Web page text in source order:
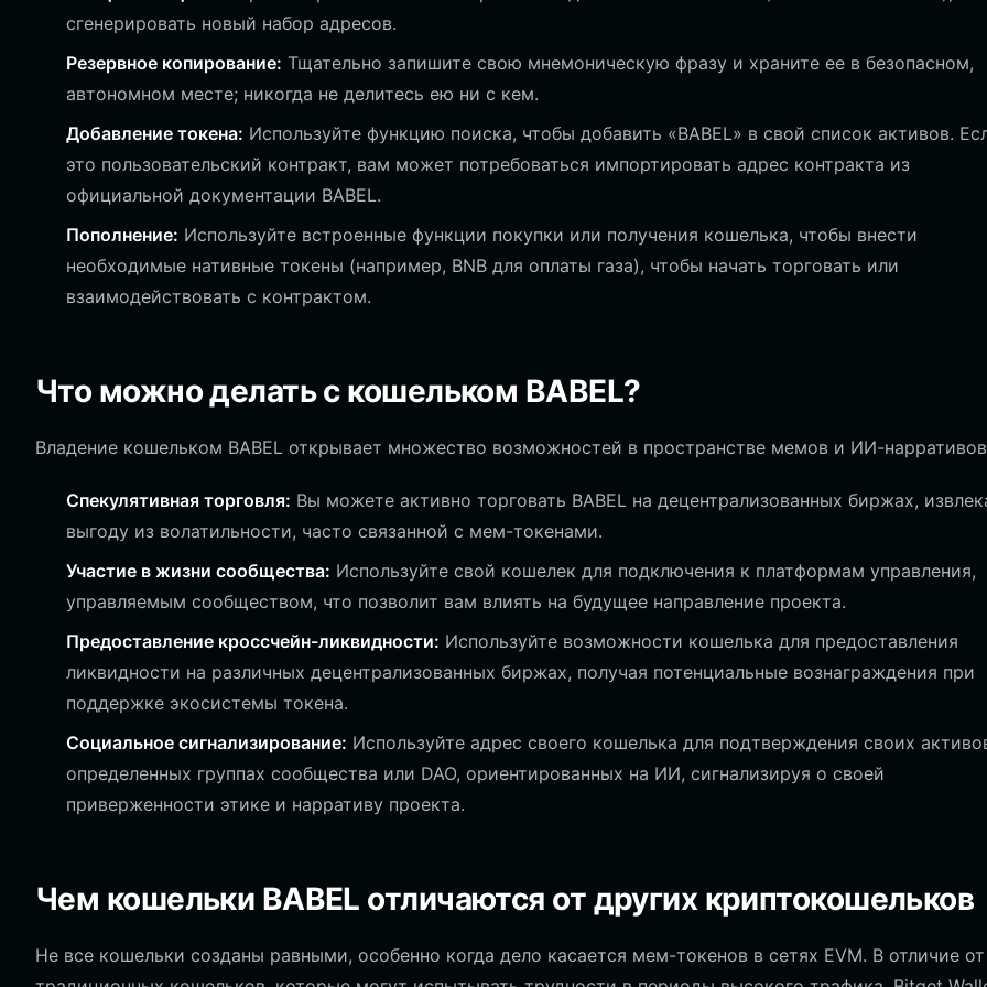
сгенерировать новый набор адресов.
Резервное копирование: Тщательно запишите свою мнемоническую фразу и храните ее в безопасном,
автономном месте; никогда не делитесь ею ни с кем.
Добавление токена: Используйте функцию поиска, чтобы добавить «BABEL» в свой список активов.
это пользовательский контракт, вам может потребоваться импортировать адрес контракта из
официальной документации BABEL.
Пополнение: Используйте встроенные функции покупки или получения кошелька, чтобы внести
необходимые нативные токены (например, BNB для оплаты газа), чтобы начать торговать или
взаимодействовать с контрактом.
Что можно делать с кошельком BABEL?
Владение кошельком BABEL открывает множество возможностей в пространстве мемов и ИИ-
Спекулятивная торговля: Вы можете активно торговать BABEL на децентрализованных биржах,
выгоду из волатильности, часто связанной с мем-токенами.
Участие в жизни сообщества: Используйте свой кошелек для подключения к платформам управления,
управляемым сообществом, что позволит вам влиять на будущее направление проекта.
Предоставление кроссчейн-ликвидности: Используйте возможности кошелька для предоставления
ликвидности на различных децентрализованных биржах, получая потенциальные вознаграждения при
поддержке экосистемы токена.
Социальное сигнализирование: Используйте адрес своего кошелька для подтверждения своих
определенных группах сообщества или DAO, ориентированных на ИИ, сигнализируя о своей
приверженности этике и нарративу проекта.
Чем кошельки BABEL отличаются от других криптокошельков
Не все кошельки созданы равными, особенно когда дело касается мем-токенов в сетях EVM. В отличие от